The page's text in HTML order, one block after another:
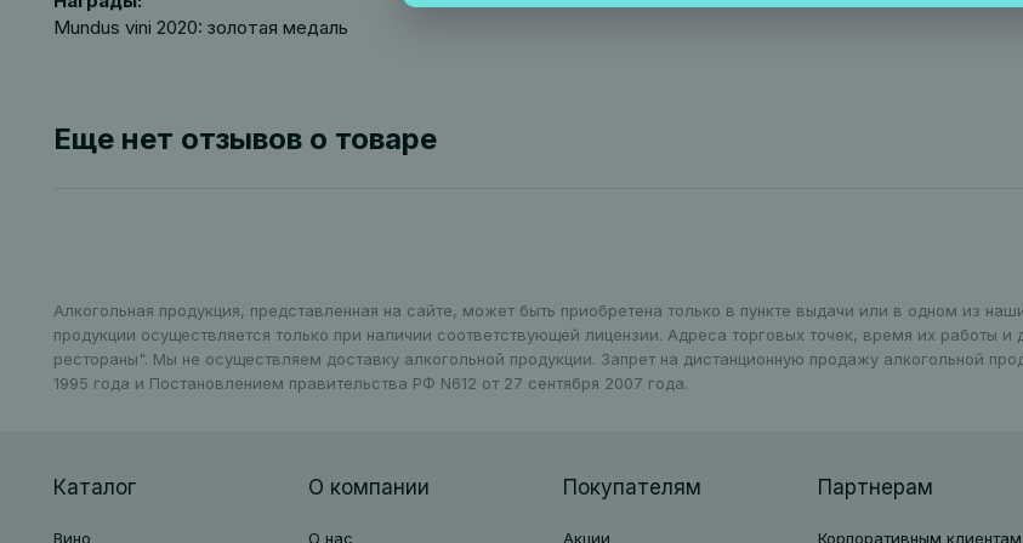
Mundus vini 2020: золотая медаль
Еще нет отзывов о товаре
Алкогольная продукция, представленная на сайте, может быть приобретена только в пункте выдачи или в одном из
продукции осуществляется только при наличии соответствующей лицензии. Адреса торговых точек, время их
рестораны". Мы не осуществляем доставку алкогольной продукции. Запрет на дистанционную продажу алкогольной
1995 года и Постановлением правительства РФ N612 от 27 сентября 2007 года.
Каталог
Вино
О компании
О нас
Покупателям
Акции
Партнерам
Корпоративным клиентам